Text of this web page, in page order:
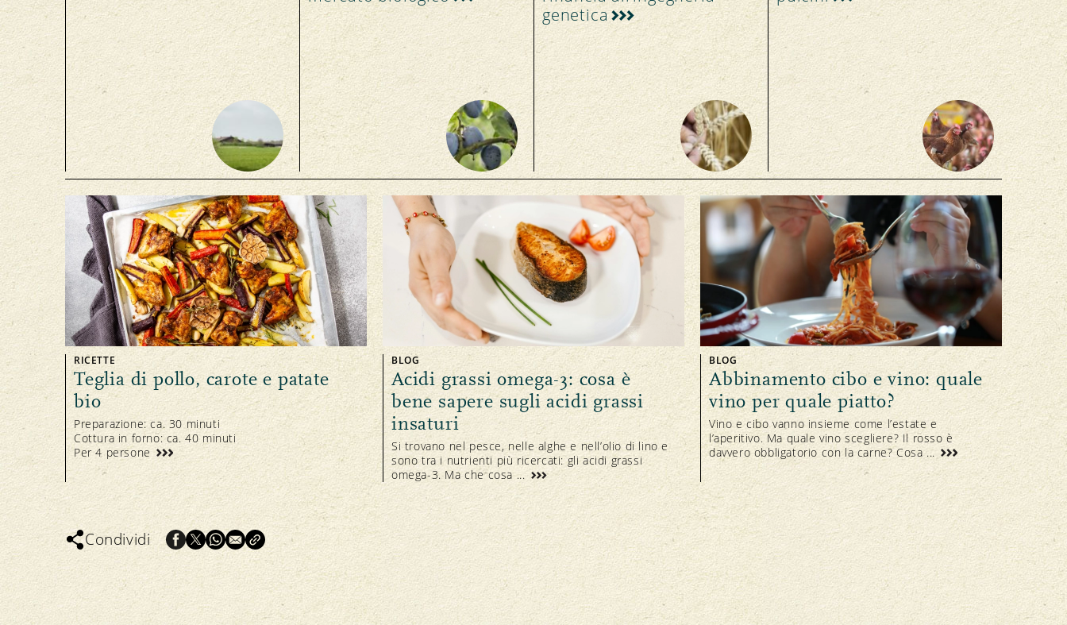
genetica
RICETTE
Teglia di pollo, carote e patate
bio
Preparazione: ca. 30 minuti
Cottura in forno: ca. 40 minuti
Per 4 persone
BLOG
Acidi grassi omega-3: cosa è
bene sapere sugli acidi grassi
insaturi
Si trovano nel pesce, nelle alghe e nell’olio di lino e
sono tra i nutrienti più ricercati: gli acidi grassi
omega-3. Ma che cosa ...
BLOG
Abbinamento cibo e vino: quale
vino per quale piatto?
Vino e cibo vanno insieme come l’estate e
l’aperitivo. Ma quale vino scegliere? Il rosso è
davvero obbligatorio con la carne? Cosa ...
Condividi